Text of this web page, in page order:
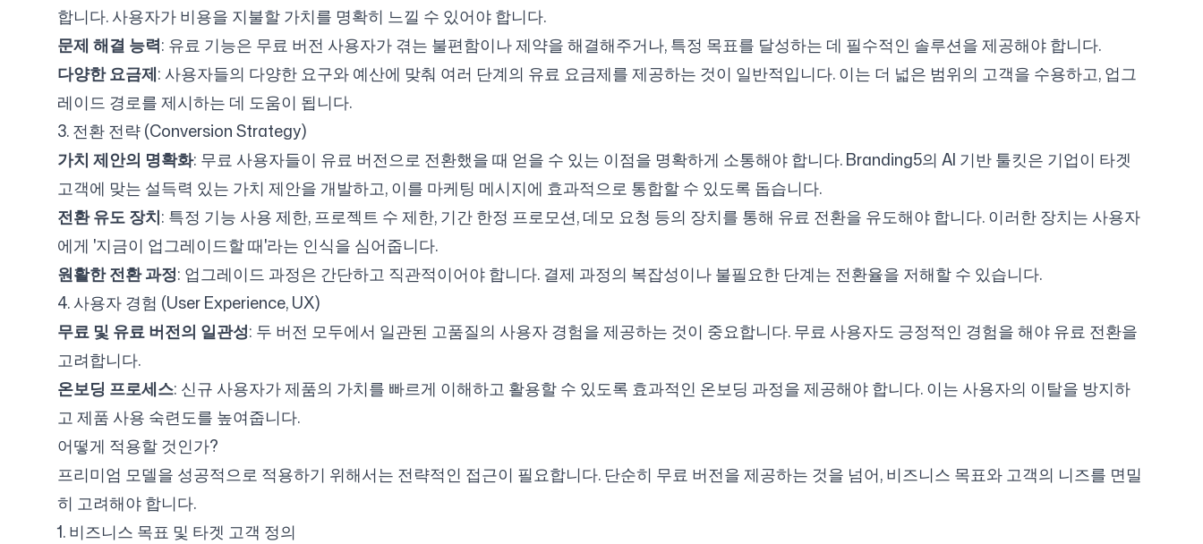
합니다. 사용자가 비용을 지불할 가치를 명확히 느낄 수 있어야 합니다.
문제 해결 능력: 유료 기능은 무료 버전 사용자가 겪는 불편함이나 제약을 해결해주거나, 특정 목표를 달성하는 데 필수적인 솔루션을 제공해야 합니다.
다양한 요금제: 사용자들의 다양한 요구와 예산에 맞춰 여러 단계의 유료 요금제를 제공하는 것이 일반적입니다. 이는 더 넓은 범위의 고객을 수용하고, 업그
레이드 경로를 제시하는 데 도움이 됩니다.
3. 전환 전략 (Conversion Strategy)
가치 제안의 명확화: 무료 사용자들이 유료 버전으로 전환했을 때 얻을 수 있는 이점을 명확하게 소통해야 합니다. Branding5의 AI 기반 툴킷은 기업이 타겟
고객에 맞는 설득력 있는 가치 제안을 개발하고, 이를 마케팅 메시지에 효과적으로 통합할 수 있도록 돕습니다.
전환 유도 장치: 특정 기능 사용 제한, 프로젝트 수 제한, 기간 한정 프로모션, 데모 요청 등의 장치를 통해 유료 전환을 유도해야 합니다. 이러한 장치는 사용자
에게 '지금이 업그레이드할 때'라는 인식을 심어줍니다.
원활한 전환 과정: 업그레이드 과정은 간단하고 직관적이어야 합니다. 결제 과정의 복잡성이나 불필요한 단계는 전환율을 저해할 수 있습니다.
4. 사용자 경험 (User Experience, UX)
무료 및 유료 버전의 일관성: 두 버전 모두에서 일관된 고품질의 사용자 경험을 제공하는 것이 중요합니다. 무료 사용자도 긍정적인 경험을 해야 유료 전환을
고려합니다.
온보딩 프로세스: 신규 사용자가 제품의 가치를 빠르게 이해하고 활용할 수 있도록 효과적인 온보딩 과정을 제공해야 합니다. 이는 사용자의 이탈을 방지하
고 제품 사용 숙련도를 높여줍니다.
어떻게 적용할 것인가?
프리미엄 모델을 성공적으로 적용하기 위해서는 전략적인 접근이 필요합니다. 단순히 무료 버전을 제공하는 것을 넘어, 비즈니스 목표와 고객의 니즈를 면밀
히 고려해야 합니다.
1. 비즈니스 목표 및 타겟 고객 정의